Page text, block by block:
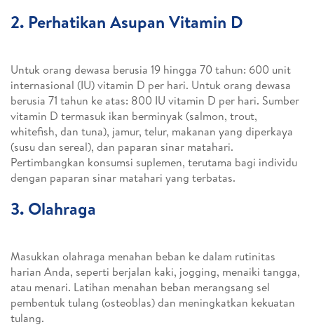
2. Perhatikan Asupan Vitamin D
Untuk orang dewasa berusia 19 hingga 70 tahun: 600 unit
internasional (IU) vitamin D per hari. Untuk orang dewasa
berusia 71 tahun ke atas: 800 IU vitamin D per hari. Sumber
vitamin D termasuk ikan berminyak (salmon, trout,
whitefish, dan tuna), jamur, telur, makanan yang diperkaya
(susu dan sereal), dan paparan sinar matahari.
Pertimbangkan konsumsi suplemen, terutama bagi individu
dengan paparan sinar matahari yang terbatas.
3. Olahraga
Masukkan olahraga menahan beban ke dalam rutinitas
harian Anda, seperti berjalan kaki, jogging, menaiki tangga,
atau menari. Latihan menahan beban merangsang sel
pembentuk tulang (osteoblas) dan meningkatkan kekuatan
tulang.